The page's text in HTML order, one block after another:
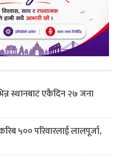
स्थानबाट एकैदिन २७ जना
५०० परिवारलाई लालपूर्जा,